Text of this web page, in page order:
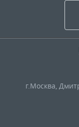
г.Москва